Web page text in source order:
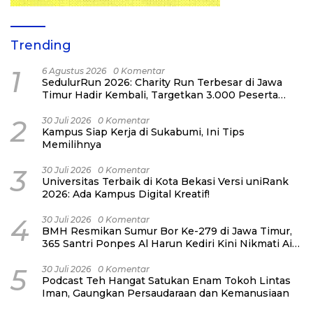
Trending
1 6 Agustus 2026 0 Komentar
SedulurRun 2026: Charity Run Terbesar di Jawa
Timur Hadir Kembali, Targetkan 3.000 Peserta
Honorer
2 30 Juli 2026 0 Komentar
Kampus Siap Kerja di Sukabumi, Ini Tips
Memilihnya
3 30 Juli 2026 0 Komentar
Universitas Terbaik di Kota Bekasi Versi uniRank
2026: Ada Kampus Digital Kreatif!
4 30 Juli 2026 0 Komentar
BMH Resmikan Sumur Bor Ke-279 di Jawa Timur,
365 Santri Ponpes Al Harun Kediri Kini Nikmati Air
5 30 Juli 2026 0 Komentar
Podcast Teh Hangat Satukan Enam Tokoh Lintas
Iman, Gaungkan Persaudaraan dan Kemanusiaan